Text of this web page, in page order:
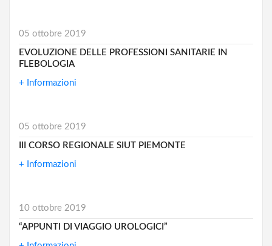
05 ottobre 2019
EVOLUZIONE DELLE PROFESSIONI SANITARIE IN
FLEBOLOGIA
+ Informazioni
05 ottobre 2019
III CORSO REGIONALE SIUT PIEMONTE
+ Informazioni
10 ottobre 2019
“APPUNTI DI VIAGGIO UROLOGICI”